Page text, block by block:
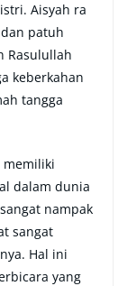
Aisyah ra
patuh
Rasulullah
keberkahan
tangga
memiliki
dalam dunia
nampak
sangat
Hal ini
yang